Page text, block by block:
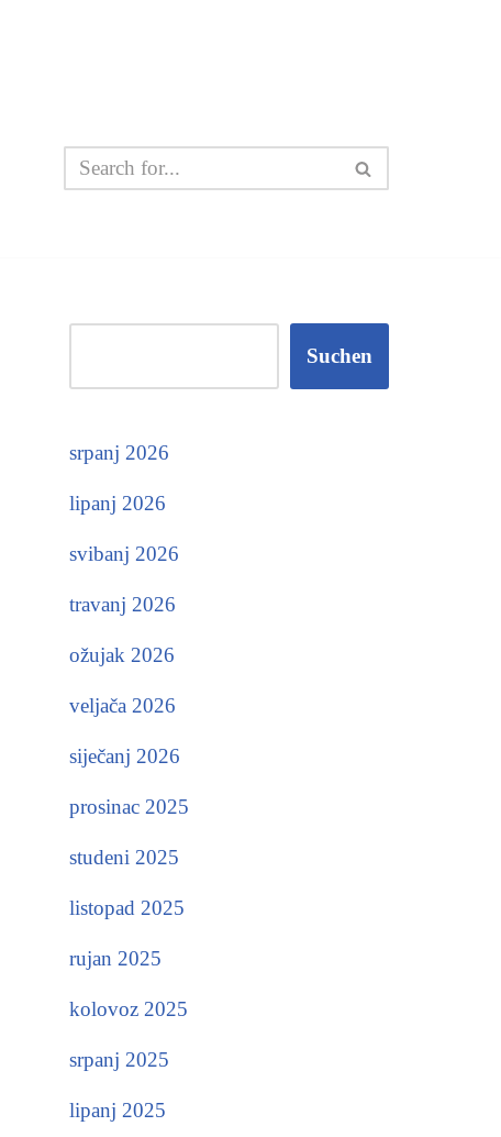
Suchen
srpanj 2026
lipanj 2026
svibanj 2026
travanj 2026
ožujak 2026
veljača 2026
siječanj 2026
prosinac 2025
studeni 2025
listopad 2025
rujan 2025
kolovoz 2025
srpanj 2025
lipanj 2025